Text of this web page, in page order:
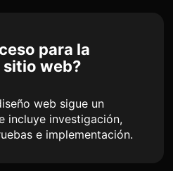
para la
sitio web?
web sigue un
incluye investigación,
e implementación.